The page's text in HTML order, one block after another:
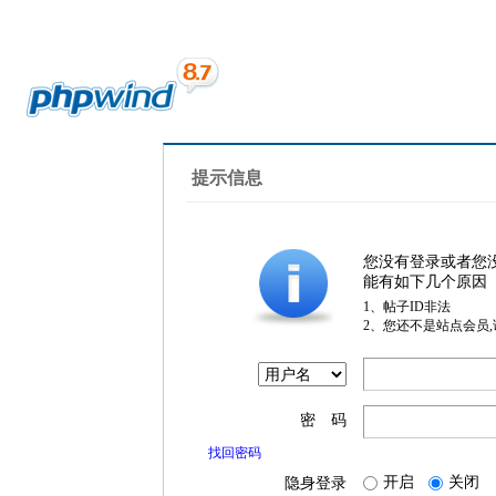
提示信息
您没有登录或者您
能有如下几个原因
1、帖子ID非法
2、您还不是站点会员
密 码
找回密码
隐身登录 开启 关闭